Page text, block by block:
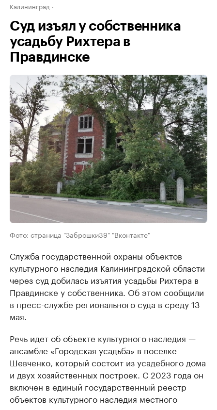
Калининград
Суд изъял у собственника
усадьбу Рихтера в
Правдинске
Фото: страница "Заброшки39" "Вконтакте"
Служба государственной охраны объектов
культурного наследия Калининградской области
через суд добилась изъятия усадьбы Рихтера в
Правдинске у собственника. Об этом сообщили
в пресс-службе регионального суда в среду 13
мая.
Речь идет об объекте культурного наследия —
ансамбле «Городская усадьба» в поселке
Шевченко, который состоит из усадебного дома
и двух хозяйственных построек. С 2023 года он
включен в единый государственный реестр
объектов культурного наследия местного